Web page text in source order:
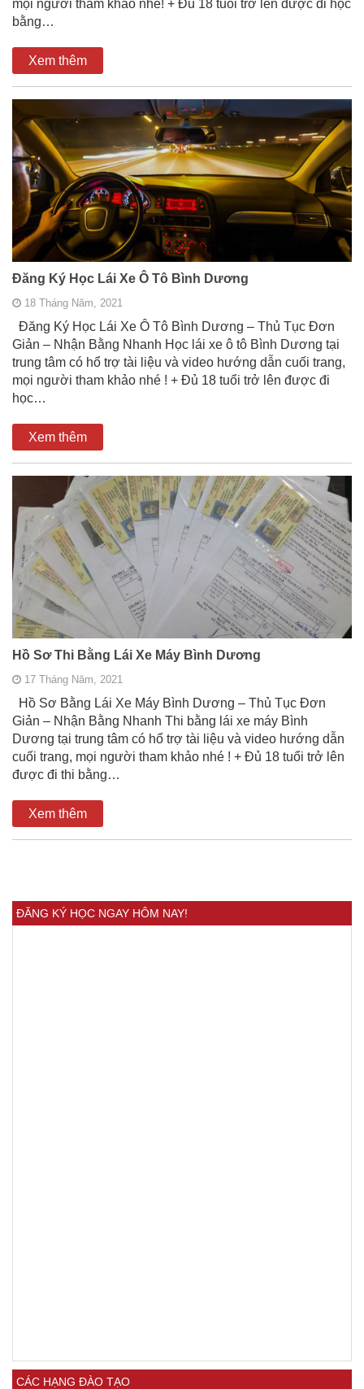
mọi người tham khảo nhé! + Đủ 18 tuổi trở lên được đi học
bằng…
Xem thêm
Đăng Ký Học Lái Xe Ô Tô Bình Dương
18 Tháng Năm, 2021
Đăng Ký Học Lái Xe Ô Tô Bình Dương – Thủ Tục Đơn
Giản – Nhận Bằng Nhanh Học lái xe ô tô Bình Dương tại
trung tâm có hổ trợ tài liệu và video hướng dẫn cuối trang,
mọi người tham khảo nhé ! + Đủ 18 tuổi trở lên được đi
học…
Xem thêm
Hồ Sơ Thi Bằng Lái Xe Máy Bình Dương
17 Tháng Năm, 2021
Hồ Sơ Bằng Lái Xe Máy Bình Dương – Thủ Tục Đơn
Giản – Nhận Bằng Nhanh Thi bằng lái xe máy Bình
Dương tại trung tâm có hổ trợ tài liệu và video hướng dẫn
cuối trang, mọi người tham khảo nhé ! + Đủ 18 tuổi trở lên
được đi thi bằng…
Xem thêm
ĐĂNG KÝ HỌC NGAY HÔM NAY!
CÁC HẠNG ĐÀO TẠO